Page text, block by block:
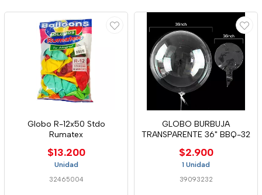
Globo R-12x50 Stdo
Rumatex
$13.200
Unidad
32465004
GLOBO BURBUJA
TRANSPARENTE 36" BBQ-32
$2.900
1 Unidad
39093232